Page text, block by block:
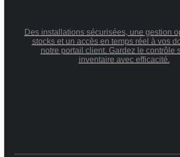
Des installations sécurisées, une gestion
stocks et un accès en temps réel à vos
notre portail client. Gardez le contrôle
inventaire avec efficacité.